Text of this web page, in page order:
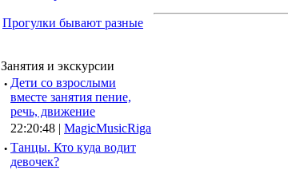
Прогулки бывают разные
Занятия и экскурсии
· Дети со взрослыми
вместе занятия пение,
речь, движение
22:20:48 | MagicMusicRiga
· Танцы. Кто куда водит
девочек?